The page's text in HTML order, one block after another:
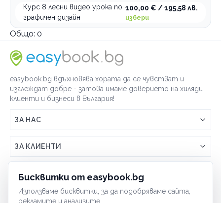
Бисквитки от easybook.bg
Използваме бисквитки, за да подобряваме сайта,
рекламите и анализите.
Курс 8 лесни видео урока по
графичен дизайн
100,00 € / 195,58 лв.
избери
Общо: 0
easybook.bg вдъхновява хората да се чувстват и
изглеждат добре - затова имаме доверието на хиляди
клиенти и бизнеси в България!
ЗА НАС
Връзка с easybook.bg
Как работи easybook
Често задавани въпроси
ЗА КЛИЕНТИ
Условия за ползване
ЗА ТЪРГОВЦИ
Включи бизнеса си
ОБЩИ